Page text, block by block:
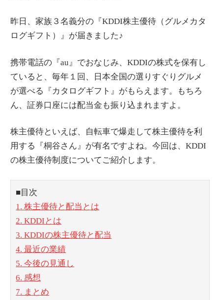
昨日、家族３名義分の『KDDI株主優待（グルメカタ
ログギフト）』が届きました♪
携帯電話の『au』でおなじみ、KDDIの株式を保有し
ていると、毎年１回、日本全国の選りすぐりグルメ
が選べる『カタログギフト』がもらえます。もちろ
ん、証券口座には配当金も振り込まれますよ。
株主優待といえば、自転車で爆走して株主優待を利
用する『桐谷さん』が有名ですよね。今回は、KDDI
の株主優待制度についてご紹介します。
■目次
1. 株主優待と配当とは
2. KDDIとは
3. KDDIの株主優待と配当
4. 最近の業績
5. 今後の見通し
6. 感想
7. まとめ